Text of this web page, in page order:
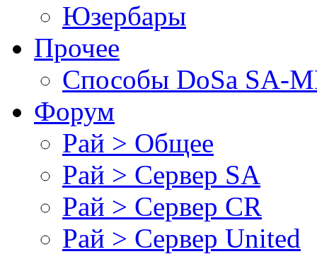
Юзербары
Прочее
Cпособы DoSа SA-
Форум
Рай > Общее
Рай > Сервер SA
Рай > Сервер CR
Рай > Сервер United